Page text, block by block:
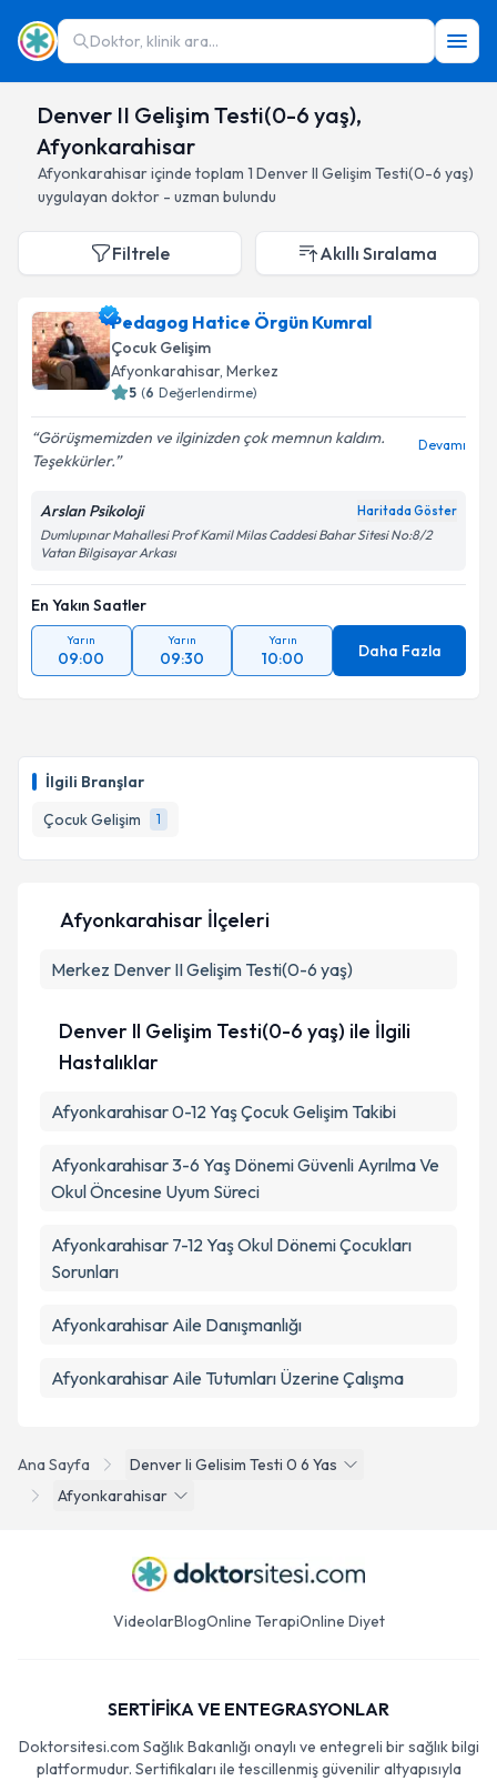
Doktor, klinik ara...
Denver II Gelişim Testi(0-6 yaş),
Afyonkarahisar
Afyonkarahisariçinde toplam 1 Denver II Gelişim Testi(0-6 yaş)
uygulayan doktor - uzman bulundu
İlgili Branşlar
Çocuk Gelişim
1
Filtrele Akıllı Sıralama
Pedagog Hatice Örgün Kumral
Çocuk Gelişim
Afyonkarahisar, Merkez
5 (6 Değerlendirme)
Görüşmemizden ve ilginizden çok memnun kaldım.
Teşekkürler.
Devamı
Arslan Psikoloji Haritada Göster
Dumlupınar Mahallesi Prof Kamil Milas Caddesi Bahar Sitesi No:8/2
Vatan Bilgisayar Arkası
En Yakın Saatler
Yarın
09:00
Yarın
09:30
Yarın
10:00 Daha Fazla
Ana Sayfa
Denver Ii Gelisim Testi 0 6 Yas
Afyonkarahisar
Afyonkarahisar İlçeleri
Merkez Denver II Gelişim Testi(0-6 yaş)
Denver II Gelişim Testi(0-6 yaş) ile İlgili
Hastalıklar
Afyonkarahisar 0-12 Yaş Çocuk Gelişim Takibi
Afyonkarahisar 3-6 Yaş Dönemi Güvenli Ayrılma Ve
Okul Öncesine Uyum Süreci
Afyonkarahisar 7-12 Yaş Okul Dönemi Çocukları
Sorunları
Afyonkarahisar Aile Danışmanlığı
Afyonkarahisar Aile Tutumları Üzerine Çalışma
VideolarBlogOnline TerapiOnline Diyet
SERTİFİKA VE ENTEGRASYONLAR
Doktorsitesi.com Sağlık Bakanlığı onaylı ve entegreli bir sağlık bilgi
platformudur. Sertifikaları ile tescillenmiş güvenilir altyapısıyla